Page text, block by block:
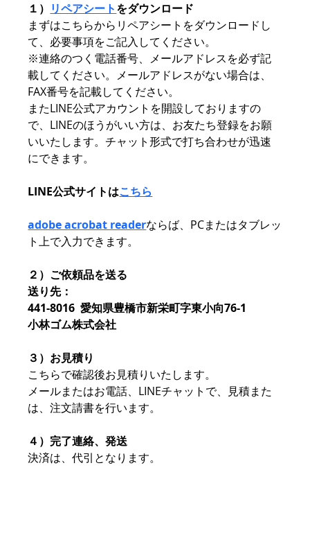
１） リペアシートをダウンロード
まずはこちらからリペアシートをダウンロードし
て、必要事項をご記入してください。
※連絡のつく電話番号、メールアドレスを必ず記
載してください。メールアドレスがない場合は、
FAX番号を記載してください。
またLINE公式アカウントを開設しておりますの
で、LINEのほうがいい方は、お友たち登録をお願
いいたします。チャット形式で打ち合わせが迅速
にできます。
LINE公式サイトはこちら
adobe acrobat readerならば、PCまたはタブレッ
ト上で入力できます。
２）ご依頼品を送る
送り先：
441-8016  愛知県豊橋市新栄町字東小向76-1
小林ゴム株式会社
３）お見積り
こちらで確認後お見積りいたします。
メールまたはお電話、LINEチャットで、見積また
は、注文請書を行います。
４）完了連絡、発送
決済は、代引となります。